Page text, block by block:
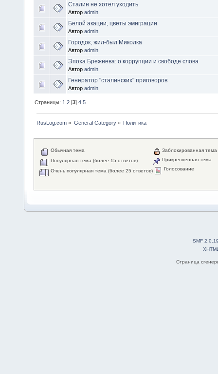
Сталин не хотел уходить
Автор admin
Белой акации, цветы эмиграции
Автор admin
Городок, жил-был Миколка
Автор admin
Эпоха Брежнева: о коррупции и свободе слова
Автор admin
Генератор "сталинских" приговоров
Автор admin
Страницы: 1 2 [3]4 5
RusLog.com » General Category» Политика
Обычная тема
Популярная тема (более 15 ответов)
Очень популярная тема (более 25 ответов)
Заблокированная тема
Прикрепленная тема
Голосование
SMF
Страница